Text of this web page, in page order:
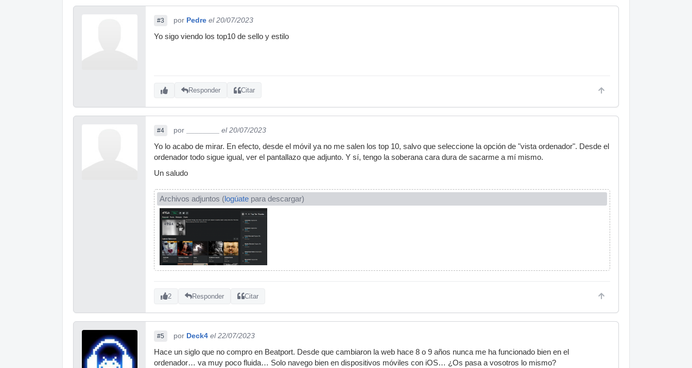
#3 por Pedre el 20/07/2023
Yo sigo viendo los top10 de sello y estilo
Responder Citar
#4 por
el 20/07/2023
Yo lo acabo de mirar. En efecto, desde el móvil ya no me salen los top 10, salvo que seleccione la opción de "vista ordenador". Desde el
ordenador todo sigue igual, ver el pantallazo que adjunto. Y sí, tengo la soberana cara dura de sacarme a mí mismo.
Un saludo
Archivos adjuntos (logúate para descargar)
2 Responder Citar
#5 por Deck4 el 22/07/2023
Hace un siglo que no compro en Beatport. Desde que cambiaron la web hace 8 o 9 años nunca me ha funcionado bien en el
ordenador… va muy poco fluida… Solo navego bien en dispositivos móviles con iOS… ¿Os pasa a vosotros lo mismo?